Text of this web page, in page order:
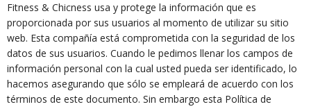
Fitness & Chicness usa y protege la información que es
proporcionada por sus usuarios al momento de utilizar su sitio
web. Esta compañía está comprometida con la seguridad de los
datos de sus usuarios. Cuando le pedimos llenar los campos de
información personal con la cual usted pueda ser identificado, lo
hacemos asegurando que sólo se empleará de acuerdo con los
términos de este documento. Sin embargo esta Política de